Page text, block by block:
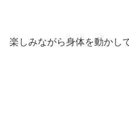
楽しみながら身体を動かし